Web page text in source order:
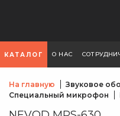
КАТАЛОГ О НАС
На главную Звуковое
Специальный микрофон